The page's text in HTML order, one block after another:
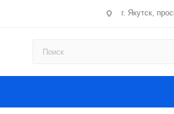
г. Якутск,